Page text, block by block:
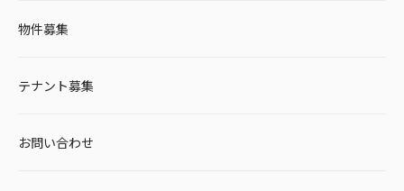
物件募集
テナント募集
お問い合わせ